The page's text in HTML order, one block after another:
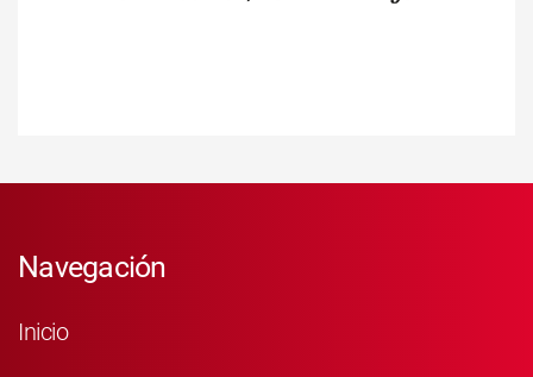
Navegación
Inicio